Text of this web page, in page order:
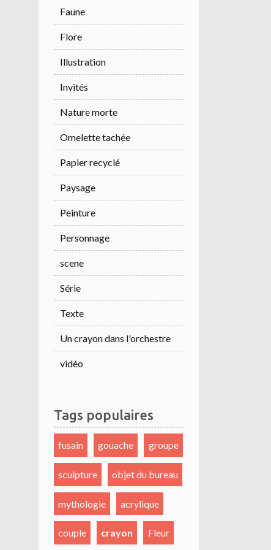
Faune
Flore
Illustration
Invités
Nature morte
Omelette tachée
Papier recyclé
Paysage
Peinture
Personnage
scene
Série
Texte
Un crayon dans l'orchestre
vidéo
Tags populaires
fusain gouache groupe
sculpture objet du bureau
mythologie acrylique
couple crayon Fleur